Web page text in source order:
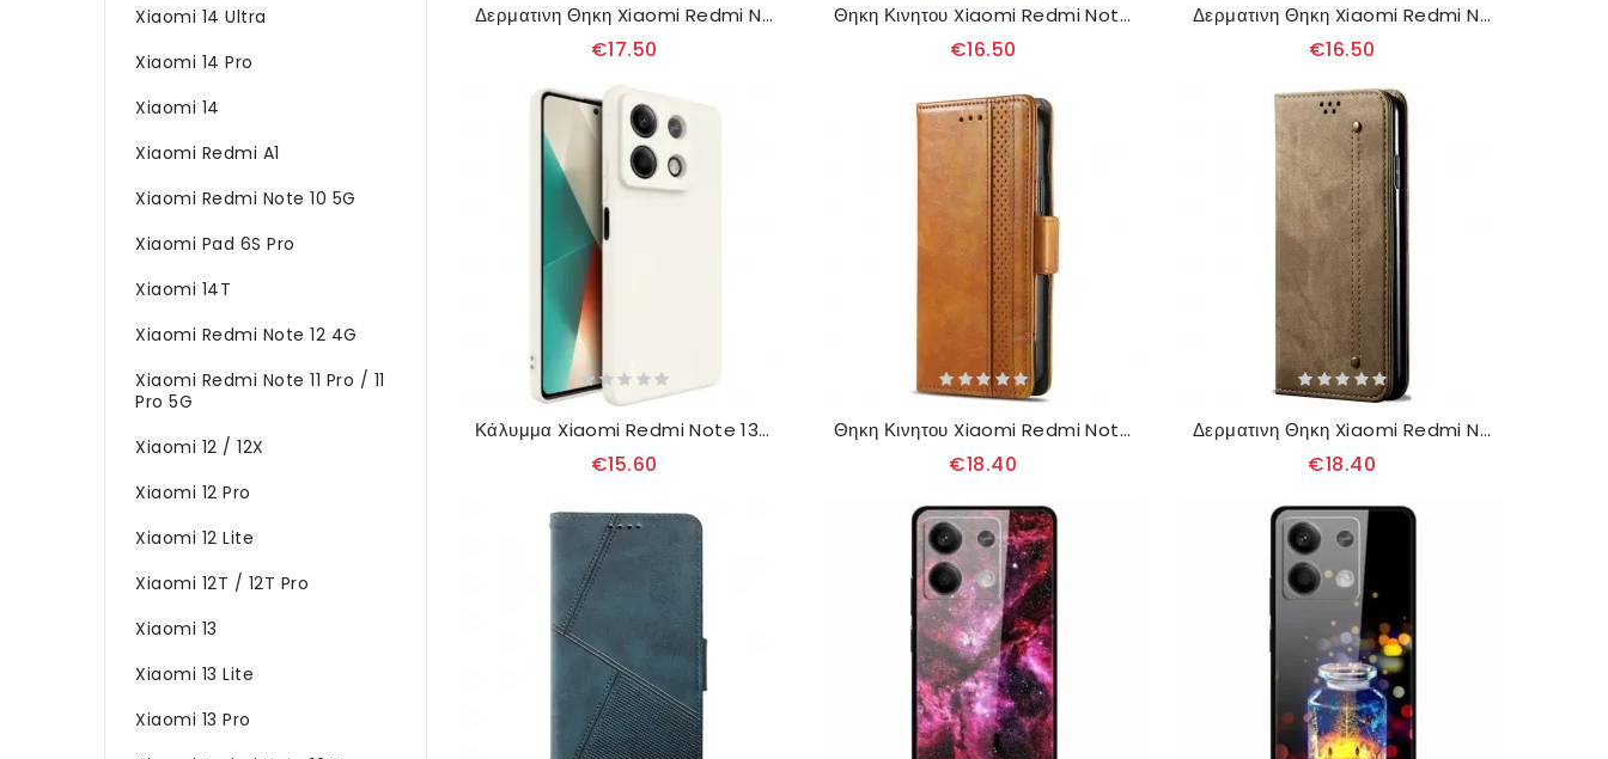
Xiaomi 14 Ultra
Xiaomi 14 Pro
Xiaomi 14
Xiaomi Redmi A1
Xiaomi Redmi Note 10 5G
Xiaomi Pad 6S Pro
Xiaomi 14T
Xiaomi Redmi Note 12 4G
Xiaomi Redmi Note 11 Pro / 11
Pro 5G
Xiaomi 12 / 12X
Xiaomi 12 Pro
Xiaomi 12 Lite
Xiaomi 12T / 12T Pro
Xiaomi 13
Xiaomi 13 Lite
Xiaomi 13 Pro
Δερματινη Θηκη Xiaomi Redmi Note 13 5g Θήκες Κινητών Vintage Leather Effect Diamonds
€17.50
Θηκη Κινητου Xiaomi Redmi Note 13 5g Θήκες Κινητών Strappy Disco
€16.50
Δερματινη Θηκη Xiaomi Redmi Note 13 5g Υφή Σταυρού
€16.50
Κάλυμμα Xiaomi Redmi Note 13 5g Uc-4 Imak Λευκό
€15.60
Θηκη Κινητου Xiaomi Redmi Note 13 5g Vintage With Rfid Blocking Caseneo
€18.40
Δερματινη Θηκη Xiaomi Redmi Note 13 5g Ύφασμα Τζιν Σιλικόνης
€18.40